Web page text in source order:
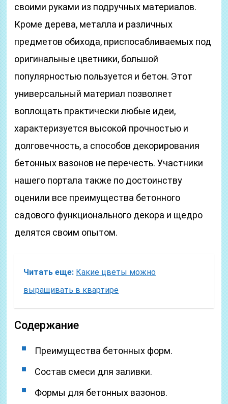
своими руками из подручных материалов.
Кроме дерева, металла и различных
предметов обихода, приспосабливаемых под
оригинальные цветники, большой
популярностью пользуется и бетон. Этот
универсальный материал позволяет
воплощать практически любые идеи,
характеризуется высокой прочностью и
долговечность, а способов декорирования
бетонных вазонов не перечесть. Участники
нашего портала также по достоинству
оценили все преимущества бетонного
садового функционального декора и щедро
делятся своим опытом.
Читать еще: Какие цветы можно
выращивать в квартире
Содержание
Преимущества бетонных форм.
Состав смеси для заливки.
Формы для бетонных вазонов.